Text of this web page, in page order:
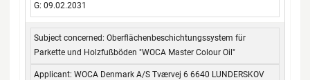
G: 09.02.2031
Oberflächenbeschichtungssystem für
Parkette und Holzfußböden "WOCA Master Colour Oil"
WOCA Denmark A/S Tværvej 6 6640 LUNDERSKOV